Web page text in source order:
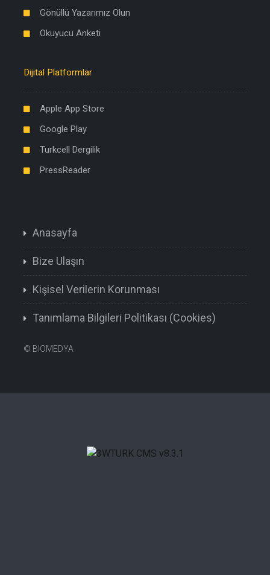
Gönüllü Yazarımız Olun
Okuyucu Anketi
Dijital Platformlar
Apple App Store
Google Play
Turkcell Dergilik
PressReader
Anasayfa
Bize Ulaşın
Kişisel Verilerin Korunması
Tanımlama Bilgileri Politikası (Cookies)
© BIOMEDYA